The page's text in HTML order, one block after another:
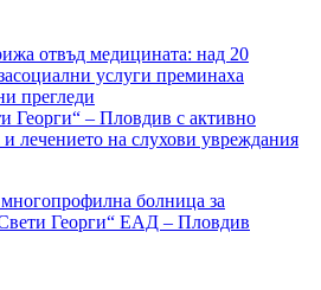
отвъд медицината: над 20
услуги преминаха
прегледи
– Пловдив с активно
и лечението на слухови увреждания